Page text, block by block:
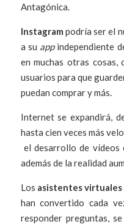
Antagónica.
Instagram podría ser el
a su appindependiente
en muchas otras cosas,
usuarios para que
puedan comprar y más.
Internet se expandirá,
hasta cien veces más
el desarrollo de
además de la realidad
Los asistentes virtuales
han convertido cada
responder preguntas,